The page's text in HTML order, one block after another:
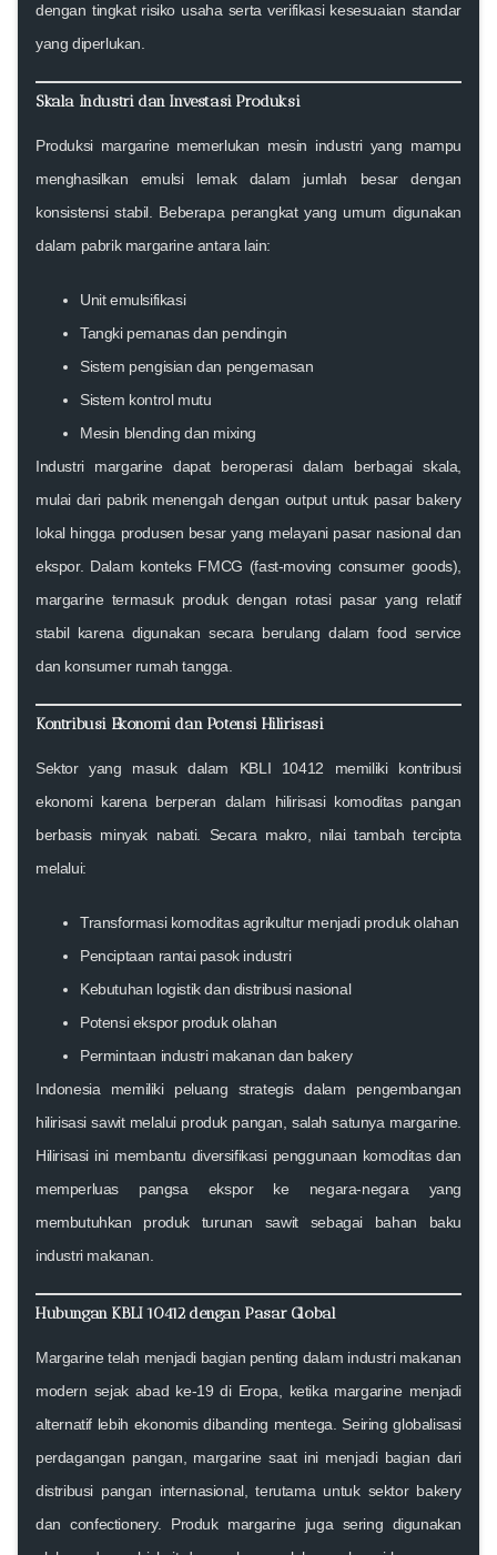
dengan tingkat risiko usaha serta verifikasi kesesuaian standar
yang diperlukan.
Skala Industri dan Investasi Produksi
Produksi margarine memerlukan mesin industri yang mampu
menghasilkan emulsi lemak dalam jumlah besar dengan
konsistensi stabil. Beberapa perangkat yang umum digunakan
dalam pabrik margarine antara lain:
Unit emulsifikasi
Tangki pemanas dan pendingin
Sistem pengisian dan pengemasan
Sistem kontrol mutu
Mesin blending dan mixing
Industri margarine dapat beroperasi dalam berbagai skala,
mulai dari pabrik menengah dengan output untuk pasar bakery
lokal hingga produsen besar yang melayani pasar nasional dan
ekspor. Dalam konteks FMCG (fast-moving consumer goods),
margarine termasuk produk dengan rotasi pasar yang relatif
stabil karena digunakan secara berulang dalam food service
dan konsumer rumah tangga.
Kontribusi Ekonomi dan Potensi Hilirisasi
Sektor yang masuk dalam KBLI 10412 memiliki kontribusi
ekonomi karena berperan dalam hilirisasi komoditas pangan
berbasis minyak nabati. Secara makro, nilai tambah tercipta
melalui:
Transformasi komoditas agrikultur menjadi produk olahan
Penciptaan rantai pasok industri
Kebutuhan logistik dan distribusi nasional
Potensi ekspor produk olahan
Permintaan industri makanan dan bakery
Indonesia memiliki peluang strategis dalam pengembangan
hilirisasi sawit melalui produk pangan, salah satunya margarine.
Hilirisasi ini membantu diversifikasi penggunaan komoditas dan
memperluas pangsa ekspor ke negara-negara yang
membutuhkan produk turunan sawit sebagai bahan baku
industri makanan.
Hubungan KBLI 10412 dengan Pasar Global
Margarine telah menjadi bagian penting dalam industri makanan
modern sejak abad ke-19 di Eropa, ketika margarine menjadi
alternatif lebih ekonomis dibanding mentega. Seiring globalisasi
perdagangan pangan, margarine saat ini menjadi bagian dari
distribusi pangan internasional, terutama untuk sektor bakery
dan confectionery. Produk margarine juga sering digunakan